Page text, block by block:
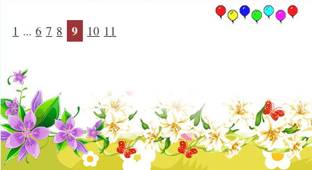
1 ... 6 7 8 9 10 11